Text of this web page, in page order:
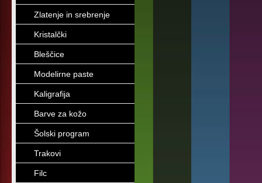
Zlatenje in srebrenje
Kristalčki
Bleščice
Modelirne paste
Kaligrafija
Barve za kožo
Šolski program
Trakovi
Filc